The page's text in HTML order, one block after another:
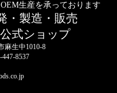
生産を承っております
・製造・販売
公式ショップ
麻生中1010-8
447-8537